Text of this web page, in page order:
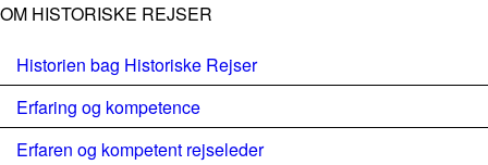
OM HISTORISKE REJSER
Historien bag Historiske Rejser
Erfaring og kompetence
Erfaren og kompetent rejseleder